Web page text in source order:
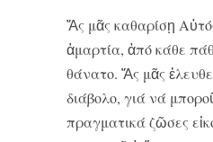
Ἄς μᾶς καθαρίσῃ
ἁμαρτία, ἀπό κάθε
θάνατο. Ἄς μᾶς
διάβολο, γιά νά
πραγματικά ζῶσες